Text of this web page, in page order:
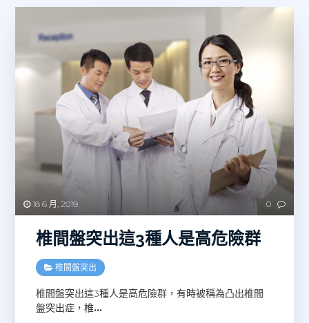
18 6 月, 2019 0
椎間盤突出這3種人是高危險群
椎間盤突出
椎間盤突出這3種人是高危險群，有時被稱為凸出椎間
盤突出症，椎…